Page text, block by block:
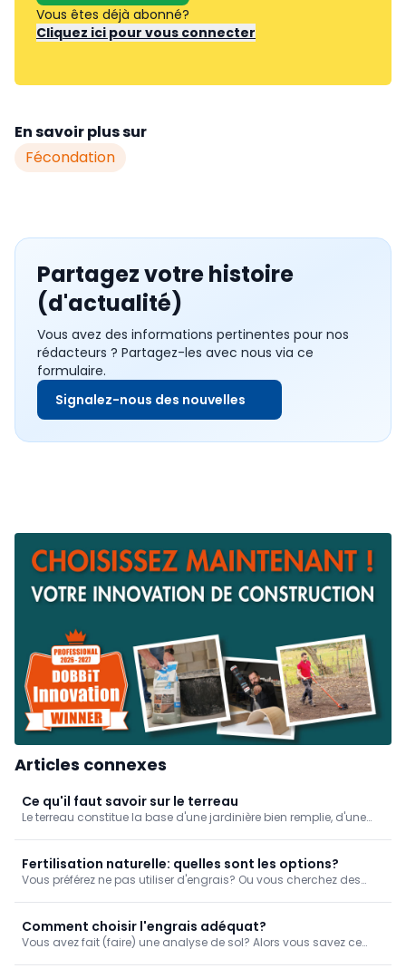
Vous êtes déjà abonné?
Cliquez ici pour vous connecter
En savoir plus sur
Fécondation
Partagez votre histoire
(d'actualité)
Vous avez des informations pertinentes pour nos
rédacteurs ? Partagez-les avec nous via ce
formulaire.
Signalez-nous des nouvelles
Articles connexes
Ce qu'il faut savoir sur le terreau
Le terreau constitue la base d'une jardinière bien remplie, d'une
racine dans le bon terreau.
Fertilisation naturelle: quelles sont les options?
Vous préférez ne pas utiliser d'engrais? Ou vous cherchez des
dans le jardin de différentes manières.
Comment choisir l'engrais adéquat?
Vous avez fait (faire) une analyse de sol? Alors vous savez ce